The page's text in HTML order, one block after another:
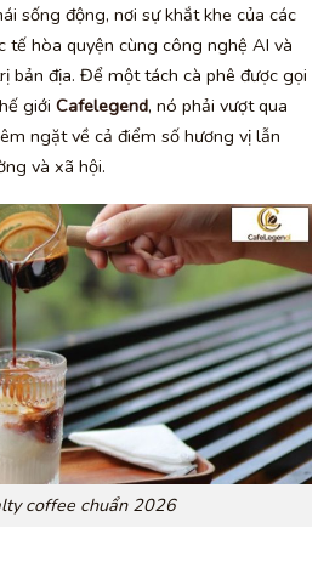
sống động, nơi sự khắt khe của các
tế hòa quyện cùng công nghệ AI và
bản địa. Để một tách cà phê được gọi
giới Cafelegend, nó phải vượt qua
ngặt về cả điểm số hương vị lẫn
và xã hội.
coffee chuẩn 2026